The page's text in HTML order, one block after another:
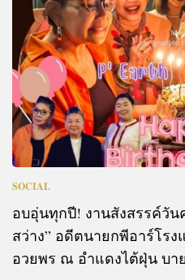
SOCIAL
อบอุ่นทุกปี! งานสังสรรค์วัน
สว่าง” อดีตนายกพีอาร์โร
อวยพร ณ อำแดงไต้ฝุ่น บา